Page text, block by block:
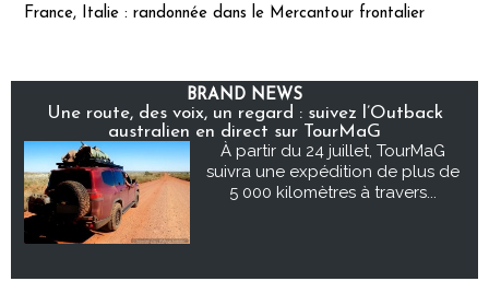
France, Italie : randonnée dans le Mercantour frontalier
BRAND NEWS
Une route, des voix, un regard : suivez l’Outback
australien en direct sur TourMaG
À partir du 24 juillet, TourMaG
suivra une expédition de plus de
5 000 kilomètres à travers...